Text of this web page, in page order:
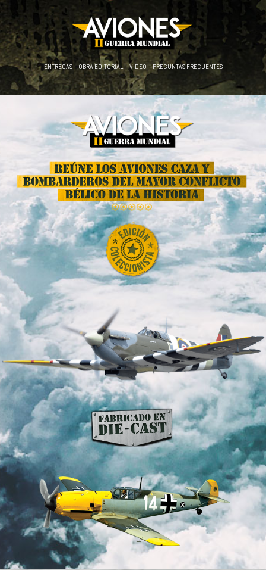
Salvat - Aviones
ENTREGAS OBRA EDITORIAL VIDEO PREGUNTAS FRECUENTES